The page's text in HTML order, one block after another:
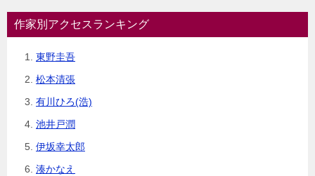
作家別アクセスランキング
東野圭吾
松本清張
有川ひろ(浩)
池井戸潤
伊坂幸太郎
湊かなえ